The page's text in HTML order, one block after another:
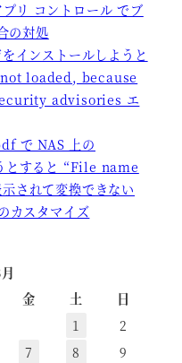
リ コントロール でブ
の対処
インストールしようと
loaded, because
advisories エ
で NAS 上の
とすると “File name
されて変換できない
カスタマイズ
金 土
日
1
2
7 8
9